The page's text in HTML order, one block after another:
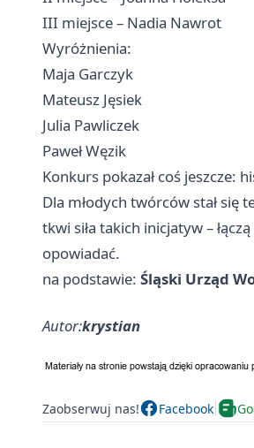
III miejsce – Nadia Nawrot
Wyróżnienia:
Maja Garczyk
Mateusz Jęsiek
Julia Pawliczek
Paweł Węzik
Konkurs pokazał coś jeszcze:
Dla młodych twórców stał się
tkwi siła takich inicjatyw –
opowiadać.
na podstawie: Śląski Urząd
Autor:krystian
Zaobserwuj nas! Facebook